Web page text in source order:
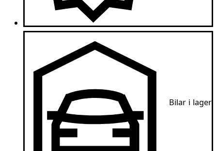
Bilar i lager